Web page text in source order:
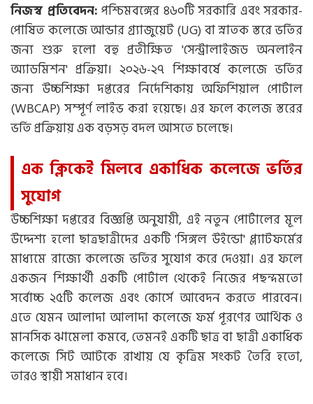
নিজস্ব প্রতিবেদন: পশ্চিমবঙ্গের ৪৬০টি সরকারি এবং সরকার-
পোষিত কলেজে আন্ডার গ্র্যাজুয়েট (UG) বা স্নাতক স্তরে ভর্তির
জন্য শুরু হলো বহু প্রতীক্ষিত 'সেন্ট্রালাইজড অনলাইন
অ্যাডমিশন' প্রক্রিয়া। ২০২৬-২৭ শিক্ষাবর্ষে কলেজে ভর্তির
জন্য উচ্চশিক্ষা দপ্তরের নির্দেশিকায় অফিশিয়াল পোর্টাল
(WBCAP) সম্পূর্ণ লাইভ করা হয়েছে। এর ফলে কলেজ স্তরের
ভর্তি প্রক্রিয়ায় এক বড়সড় বদল আসতে চলেছে।
এক ক্লিকেই মিলবে একাধিক কলেজে ভর্তির
সুযোগ
উচ্চশিক্ষা দপ্তরের বিজ্ঞপ্তি অনুযায়ী, এই নতুন পোর্টালের মূল
উদ্দেশ্য হলো ছাত্রছাত্রীদের একটি 'সিঙ্গল উইন্ডো' প্ল্যাটফর্মের
মাধ্যমে রাজ্যে কলেজে ভর্তির সুযোগ করে দেওয়া। এর ফলে
একজন শিক্ষার্থী একটি পোর্টাল থেকেই নিজের পছন্দমতো
সর্বোচ্চ ২৫টি কলেজ এবং কোর্সে আবেদন করতে পারবেন।
এতে যেমন আলাদা আলাদা কলেজে ফর্ম পূরণের আর্থিক ও
মানসিক ঝামেলা কমবে, তেমনই একটি ছাত্র বা ছাত্রী একাধিক
কলেজে সিট আটকে রাখায় যে কৃত্রিম সংকট তৈরি হতো,
তারও স্থায়ী সমাধান হবে।